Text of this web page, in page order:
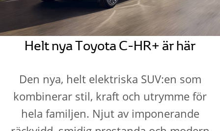
Helt nya Toyota C-HR+ är här
Den nya, helt elektriska SUV:en som
kombinerar stil, kraft och utrymme för
hela familjen. Njut av imponerande